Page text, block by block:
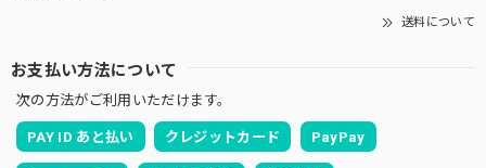
送料について
お支払い方法について
次の方法がご利用いただけます。
PAY ID あと払い クレジットカード PayPay